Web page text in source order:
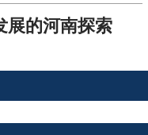
展的河南探索